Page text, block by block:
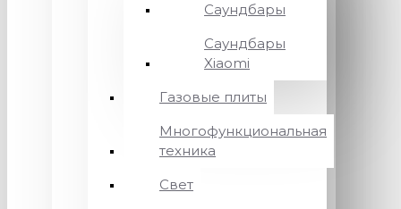
Саундбары
Саундбары
Xiaomi
Газовые плиты
Многофункциональная
техника
Свет